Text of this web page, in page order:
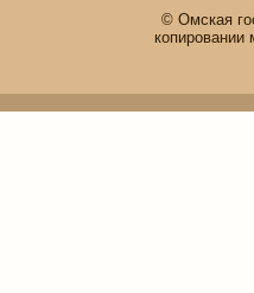
© Омская
копировании